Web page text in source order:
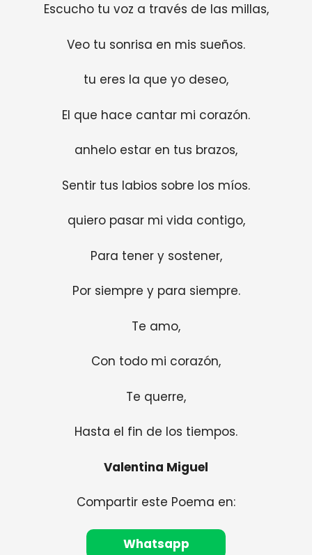
Escucho tu voz a través de las millas,
Veo tu sonrisa en mis sueños.
tu eres la que yo deseo,
El que hace cantar mi corazón.
anhelo estar en tus brazos,
Sentir tus labios sobre los míos.
quiero pasar mi vida contigo,
Para tener y sostener,
Por siempre y para siempre.
Te amo,
Con todo mi corazón,
Te querre,
Hasta el fin de los tiempos.
Valentina Miguel
Compartir este Poema en:
Whatsapp